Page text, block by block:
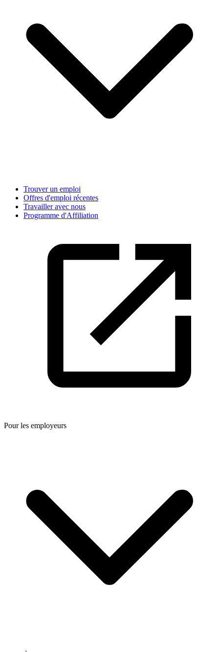
Trouver un emploi
Offres d'emploi récentes
Travailler avec nous
Programme d'Affiliation
Pour les employeurs